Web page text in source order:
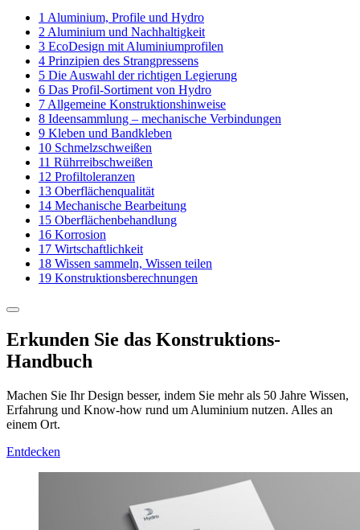
1 Aluminium, Profile und Hydro
2 Aluminium und Nachhaltigkeit
3 EcoDesign mit Aluminiumprofilen
4 Prinzipien des Strangpressens
5 Die Auswahl der richtigen Legierung
6 Das Profil-Sortiment von Hydro
7 Allgemeine Konstruktionshinweise
8 Ideensammlung – mechanische Verbindungen
9 Kleben und Bandkleben
10 Schmelzschweißen
11 Rührreibschweißen
12 Profiltoleranzen
13 Oberflächenqualität
14 Mechanische Bearbeitung
15 Oberflächenbehandlung
16 Korrosion
17 Wirtschaftlichkeit
18 Wissen sammeln, Wissen teilen
19 Konstruktionsberechnungen
Erkunden Sie das Konstruktions-
Handbuch
Machen Sie Ihr Design besser, indem Sie mehr als 50 Jahre Wissen,
Erfahrung und Know-how rund um Aluminium nutzen. Alles an
einem Ort.
Entdecken